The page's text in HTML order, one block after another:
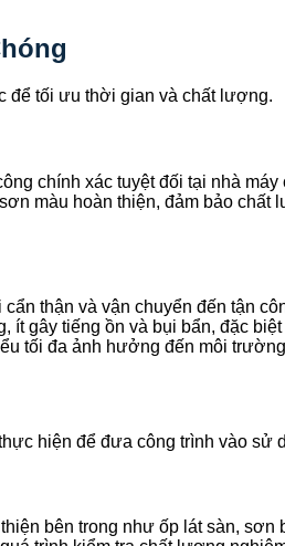
để tối ưu thời gian và chất lượng.
chính xác tuyệt đối tại nhà
màu hoàn thiện, đảm bảo
thận và vận chuyển đến tận
gây tiếng ồn và bụi bẩn, đặc
tối đa ảnh hưởng đến môi
hiện để đưa công trình vào sử
bên trong như ốp lát sàn,